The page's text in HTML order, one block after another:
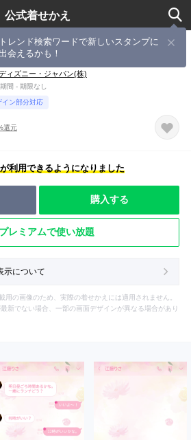
公式着せかえ
トレンド検索ワードで新しいスタンプに
出会えるかも！
デール（フラワー）
ィズニー・ジャパン(株)
間 - 期限なし
ン部分対応
還元
利用できるようになりました
購入する
レミアムで使い放題
示について
用の画像のため、実際の着せかえには適用されません。
新でない場合、一部の画面デザインが異なる場合があり